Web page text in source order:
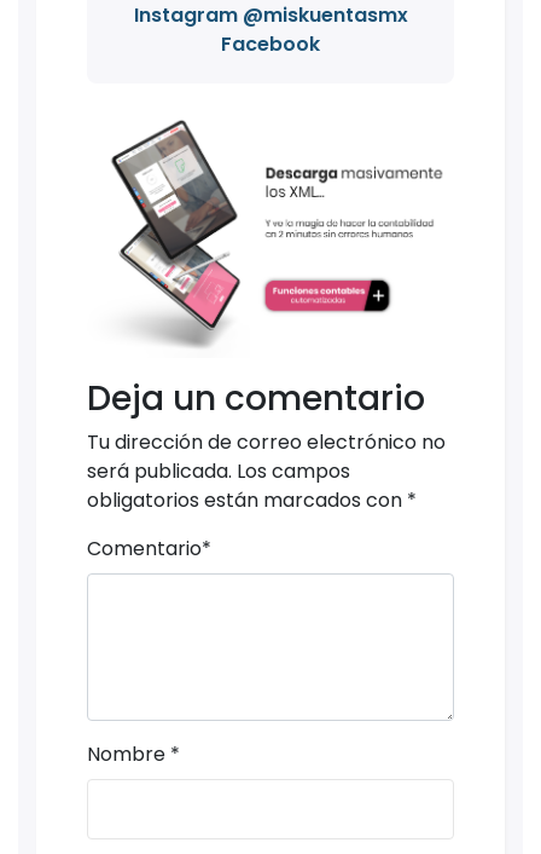
Instagram @miskuentasmx
Facebook
Deja un comentario
Tu dirección de correo electrónico no
será publicada. Los campos
obligatorios están marcados con *
Comentario*
Nombre *